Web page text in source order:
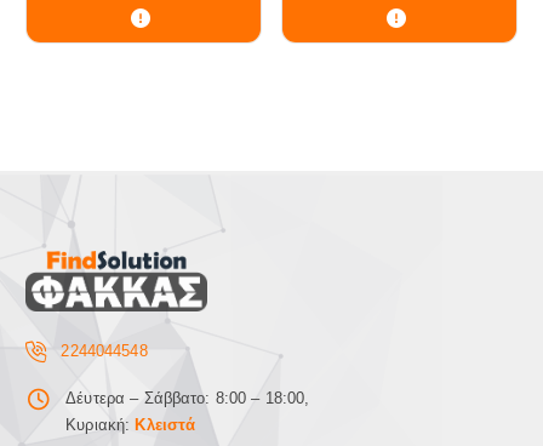
2244044548
Δέυτερα – Σάββατο: 8:00 – 18:00,
Κυριακή: Κλειστά